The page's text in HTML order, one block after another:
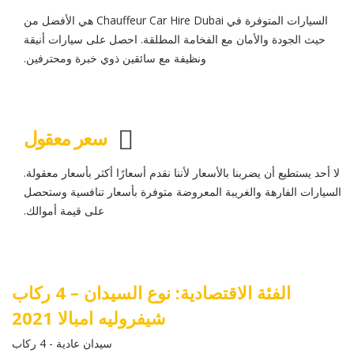
السيارات المتوفرة في Chauffeur Car Hire Dubai هي الأفضل من
حيث الجودة والأمان مع الفخامة المطلقة. احصل على سيارات أنيقة
ونظيفة مع سائقين ذوي خبرة ومحترفين.
سعر معقول
لا أحد يستطيع أن يضربنا بالأسعار لأننا نقدم أسعارًا أكثر بأسعار معقولة.
السيارات الفارهة والغريبة المعروضة متوفرة بأسعار تنافسية وستحصل
على قيمة أموالك.
الفئة الاقتصادية: نوع السيدان – 4 ركاب
شيفروليه امبالا 2021
سيدان عادية - 4 ركاب